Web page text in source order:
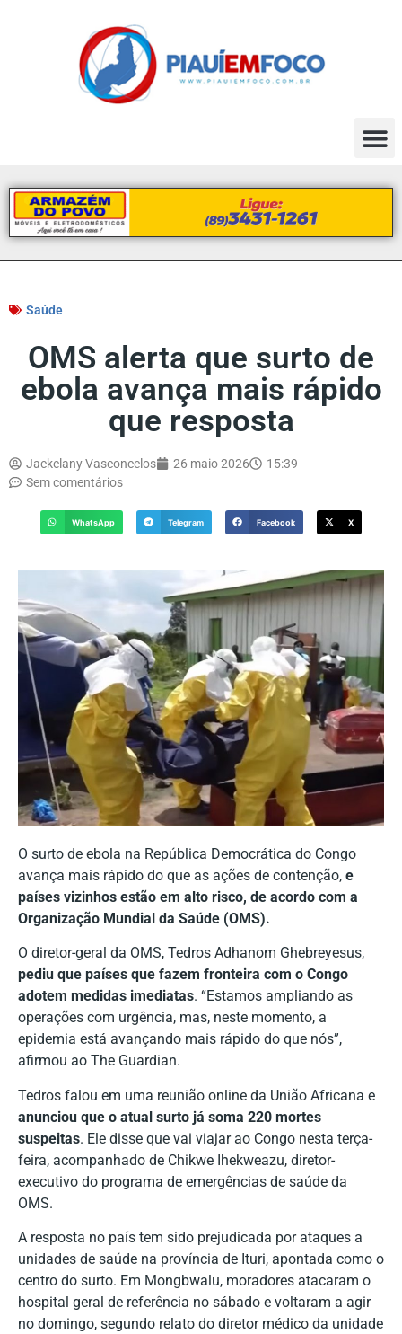
Saúde
OMS alerta que surto de
ebola avança mais rápido
que resposta
Jackelany Vasconcelos 26 maio 2026
15:39
Sem comentários
WhatsApp Telegram Facebook X
O surto de ebola na República Democrática do Congo
avança mais rápido do que as ações de contenção, e
países vizinhos estão em alto risco, de acordo com a
Organização Mundial da Saúde (OMS).
O diretor-geral da OMS, Tedros Adhanom Ghebreyesus,
pediu que países que fazem fronteira com o Congo
adotem medidas imediatas. “Estamos ampliando as
operações com urgência, mas, neste momento, a
epidemia está avançando mais rápido do que nós”,
afirmou ao The Guardian.
Tedros falou em uma reunião online da União Africana e
anunciou que o atual surto já soma 220 mortes
suspeitas. Ele disse que vai viajar ao Congo nesta terça-
feira, acompanhado de Chikwe Ihekweazu, diretor-
executivo do programa de emergências de saúde da
OMS.
A resposta no país tem sido prejudicada por ataques a
unidades de saúde na província de Ituri, apontada como o
centro do surto. Em Mongbwalu, moradores atacaram o
hospital geral de referência no sábado e voltaram a agir
no domingo, segundo relato do diretor médico da unidade